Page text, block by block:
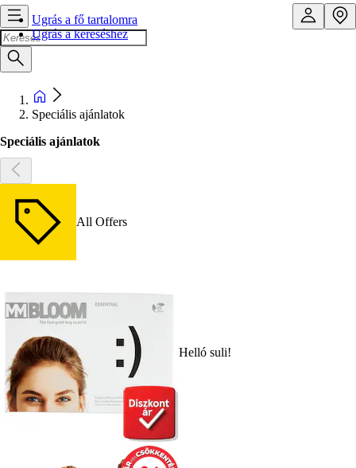
Ugrás a fő tartalomra
Ugrás a kereséshez
Speciális ajánlatok
Speciális ajánlatok
All Offers
Helló suli!